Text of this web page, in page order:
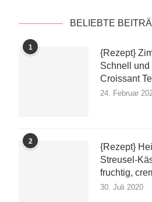
BELIEBTE
1
{Rezept}
Schnell
Croissant
24. Februar
2
{Rezept}
Streusel-
fruchtig,
30. Juli 2020